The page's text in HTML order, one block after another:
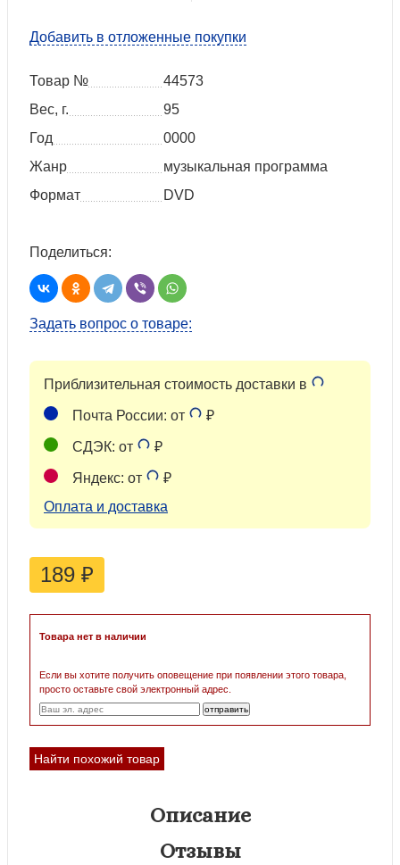
Добавить в отложенные покупки
Товар №
44573
Вес, г.
95
Год
0000
Жанр
музыкальная программа
Формат
DVD
Поделиться:
Задать вопрос о товаре:
Приблизительная стоимость доставки в
Почта России: от ₽
СДЭК: от ₽
Яндекс: от
₽
Оплата и доставка
189 ₽
Товара нет в наличии
Если вы хотите получить оповещение при появлении этого товара,
просто оставьте свой электронный адрес.
Найти похожий товар
Описание
Отзывы